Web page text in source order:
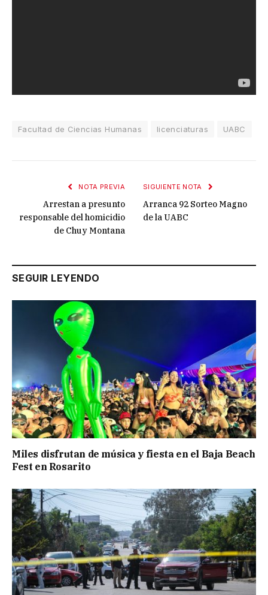
Facultad de Ciencias Humanas licenciaturas UABC
NOTA PREVIA
Arrestan a presunto
responsable del homicidio
de Chuy Montana
SIGUIENTE NOTA
Arranca 92 Sorteo Magno
de la UABC
SEGUIR LEYENDO
Miles disfrutan de música y fiesta en el Baja Beach
Fest en Rosarito